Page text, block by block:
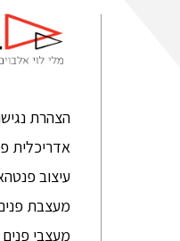
הצהרת
אדריכלית
עיצוב
מעצבת פנים
מעצבי